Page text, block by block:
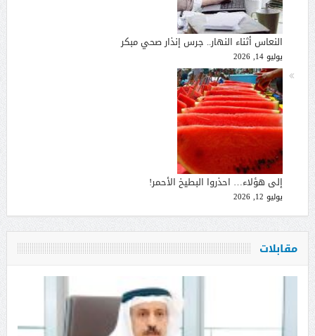
النعاس أثناء النهار.. جرس إنذار صحي مبكر
يوليو 14, 2026
إلى هؤلاء… احذروا البطيخ الأحمر!
يوليو 12, 2026
مقابلات